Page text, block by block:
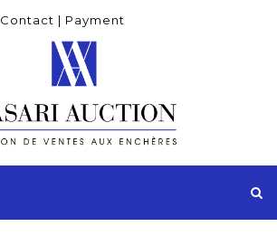
Contact | Payment